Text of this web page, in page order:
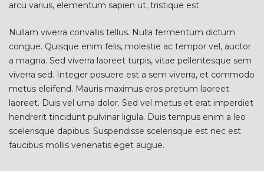
arcu varius, elementum sapien ut, tristique est.
Nullam viverra convallis tellus. Nulla fermentum dictum
congue. Quisque enim felis, molestie ac tempor vel, auctor
a magna. Sed viverra laoreet turpis, vitae pellentesque sem
viverra sed. Integer posuere est a sem viverra, et commodo
metus eleifend. Mauris maximus eros pretium laoreet
laoreet. Duis vel urna dolor. Sed vel metus et erat imperdiet
hendrerit tincidunt pulvinar ligula. Duis tempus enim a leo
scelerisque dapibus. Suspendisse scelerisque est nec est
faucibus mollis venenatis eget augue.